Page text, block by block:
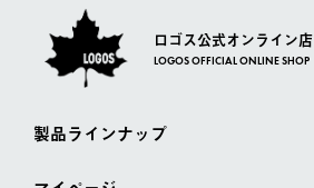
ロゴス公式オンライン店
LOGOS OFFICIAL ONLINE SHOP
製品ラインナップ